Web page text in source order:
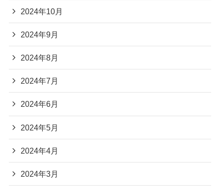
2024年10月
2024年9月
2024年8月
2024年7月
2024年6月
2024年5月
2024年4月
2024年3月